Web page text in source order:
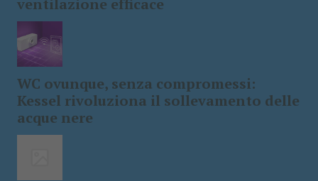
ventilazione efficace
WC ovunque, senza compromessi:
Kessel rivoluziona il sollevamento delle
acque nere